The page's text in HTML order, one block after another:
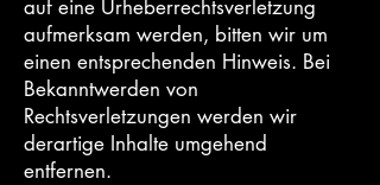
auf eine Urheberrechtsverletzung
aufmerksam werden, bitten wir um
einen entsprechenden Hinweis. Bei
Bekanntwerden von
Rechtsverletzungen werden wir
derartige Inhalte umgehend
entfernen.